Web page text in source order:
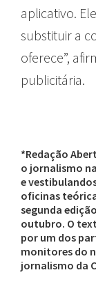
aplicativo.
substituir a
oferece”,
publicitária.
*Redação
o jornalismo
e
oficinas
segunda
outubro. O
por um dos
monitores do
jornalismo da